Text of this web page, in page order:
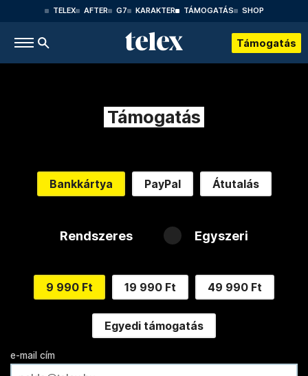
TELEX AFTER G7 KARAKTER TÁMOGATÁS SHOP
Támogatás
Támogatás
Bankkártya PayPal Átutalás
Rendszeres Egyszeri
9 990 Ft 19 990 Ft 49 990 Ft
Egyedi támogatás
e-mail cím